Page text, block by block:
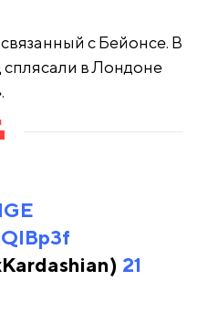
с Бейонсе. В
в Лондоне
21